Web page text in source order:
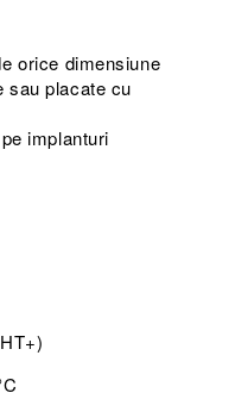
orice dimensiune
sau placate cu
implanturi